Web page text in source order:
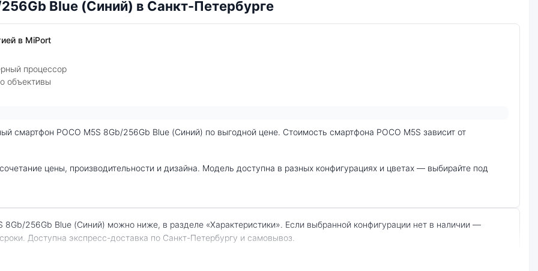
Blue (Синий) в Санкт-Петербурге
в MiPort
процессор
объективы
Доступна экспресс-доставка по Санкт-Петербургу и самовывоз.